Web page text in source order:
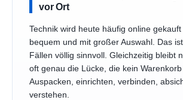
vor Ort
Technik wird heute häufig online gekauft
bequem und mit großer Auswahl. Das
Fällen völlig sinnvoll. Gleichzeitig bleibt
oft genau die Lücke, die kein Warenkorb
Auspacken, einrichten, verbinden,
verstehen.